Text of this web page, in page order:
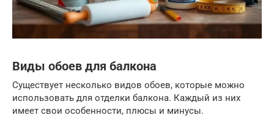
Виды обоев для балкона
Существует несколько видов обоев, которые можно
использовать для отделки балкона. Каждый из них
имеет свои особенности, плюсы и минусы.